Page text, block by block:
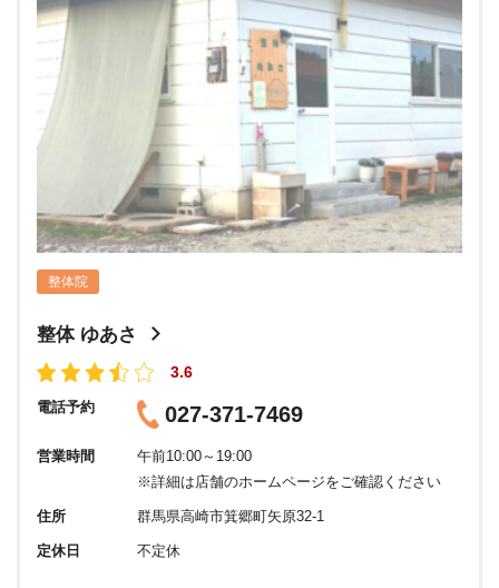
整体院
整体 ゆあさ
3.6
電話予約 027-371-7469
営業時間
午前10:00～19:00
※詳細は店舗のホームページをご確認ください
住所 群馬県高崎市箕郷町矢原32-1
定休日 不定休